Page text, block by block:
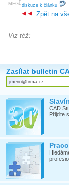
[
MFG ]
diskuze k článku
Zpět na
Viz též:
Zasílat bulletin
CAD
Přijďte